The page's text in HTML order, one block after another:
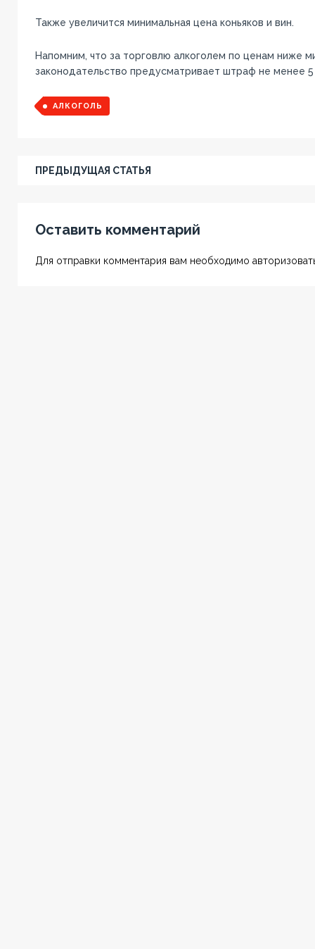
Также увеличится минимальная цена коньяков и вин.
Напомним, что за торговлю алкоголем по ценам ниже
законодательство предусматривает штраф не менее 5
АЛКОГОЛЬ
ПРЕДЫДУЩАЯ СТАТЬЯ
Оставить комментарий
Для отправки комментария вам необходимо